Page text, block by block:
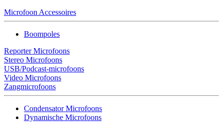
Microfoon Accessoires
Boompoles
Reporter Microfoons
Stereo Microfoons
USB/Podcast-microfoons
Video Microfoons
Zangmicrofoons
Condensator Microfoons
Dynamische Microfoons